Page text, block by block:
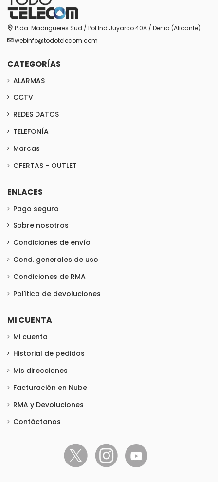
Ptda. Madrigueres Sud / Pol.Ind.Juyarco 40A / Denia (Alicante)
webinfo@todotelecom.com
CATEGORÍAS
ALARMAS
CCTV
REDES DATOS
TELEFONÍA
Marcas
OFERTAS - OUTLET
ENLACES
Pago seguro
Sobre nosotros
Condiciones de envío
Cond. generales de uso
Condiciones de RMA
Política de devoluciones
MI CUENTA
Mi cuenta
Historial de pedidos
Mis direcciones
Facturación en Nube
RMA y Devoluciones
Contáctanos